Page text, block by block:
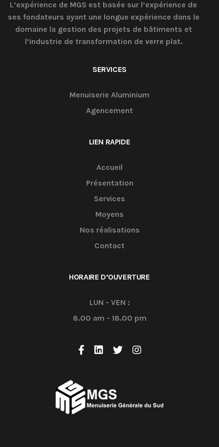
L’expérience de MGS est basée sur l’expérience de
ses fondateurs ayant une longue expérience dans le
domaine la gestion des projets de bâtiments et
l’industrie de transformation de verre plat.
SERVICES
Menuiserie Aluminium
Agencement
LIEN RAPIDE
Accueil
Présentation
Services
Moyens
Nos réalisations
Contact
HORAIRE D’OUVERTURE
LUN - VEN :
8.00 am - 18.00 pm